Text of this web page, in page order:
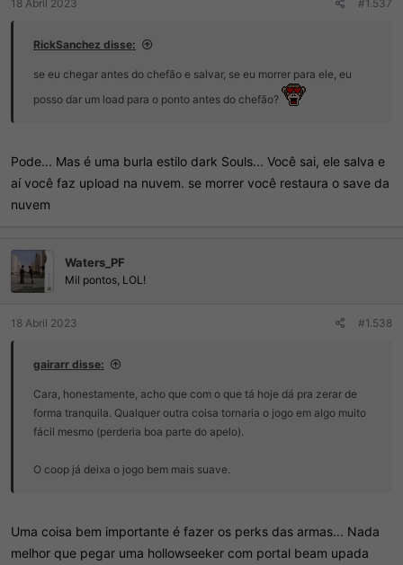
18 Abril 2023 #1.537
RickSanchez disse:
se eu chegar antes do chefão e salvar, se eu morrer para ele, eu
posso dar um load para o ponto antes do chefão?
Pode... Mas é uma burla estilo dark Souls... Você sai, ele salva e
aí você faz upload na nuvem. se morrer você restaura o save da
nuvem
Waters_PF
Mil pontos, LOL!
18 Abril 2023 #1.538
gairarr disse:
Cara, honestamente, acho que com o que tá hoje dá pra zerar de
forma tranquila. Qualquer outra coisa tornaria o jogo em algo muito
fácil mesmo (perderia boa parte do apelo).
O coop já deixa o jogo bem mais suave.
Uma coisa bem importante é fazer os perks das armas... Nada
melhor que pegar uma hollowseeker com portal beam upada